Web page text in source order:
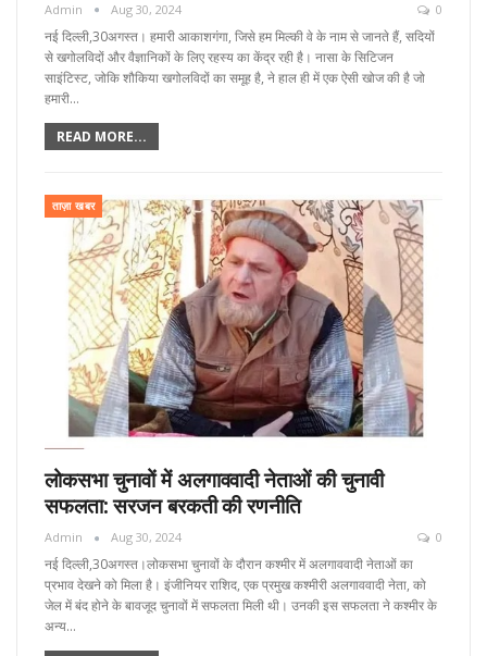
Admin Aug 30, 2024 0
नई दिल्ली,30अगस्त। हमारी आकाशगंगा, जिसे हम मिल्की वे के नाम से जानते हैं, सदियों
से खगोलविदों और वैज्ञानिकों के लिए रहस्य का केंद्र रही है। नासा के सिटिजन
साइंटिस्ट, जोकि शौकिया खगोलविदों का समूह है, ने हाल ही में एक ऐसी खोज की है जो
हमारी…
READ MORE...
ताज़ा खबर
लोकसभा चुनावों में अलगाववादी नेताओं की चुनावी
सफलता: सरजन बरकती की रणनीति
Admin Aug 30, 2024 0
नई दिल्ली,30अगस्त।लोकसभा चुनावों के दौरान कश्मीर में अलगाववादी नेताओं का
प्रभाव देखने को मिला है। इंजीनियर राशिद, एक प्रमुख कश्मीरी अलगाववादी नेता, को
जेल में बंद होने के बावजूद चुनावों में सफलता मिली थी। उनकी इस सफलता ने कश्मीर के
अन्य…